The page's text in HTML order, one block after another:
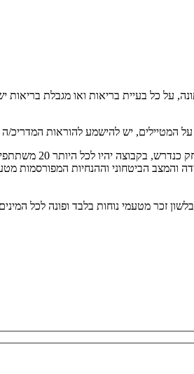
מתונה, על כל בעיית בריאות ואו
המטיילים, יש להישמע להוראות המדריכ/ה
הטיול יתנהל על פי
והמצב הביטחוני וההנחיות המפורסמות
זכר מטעמי נוחות בלבד ופונה לכל